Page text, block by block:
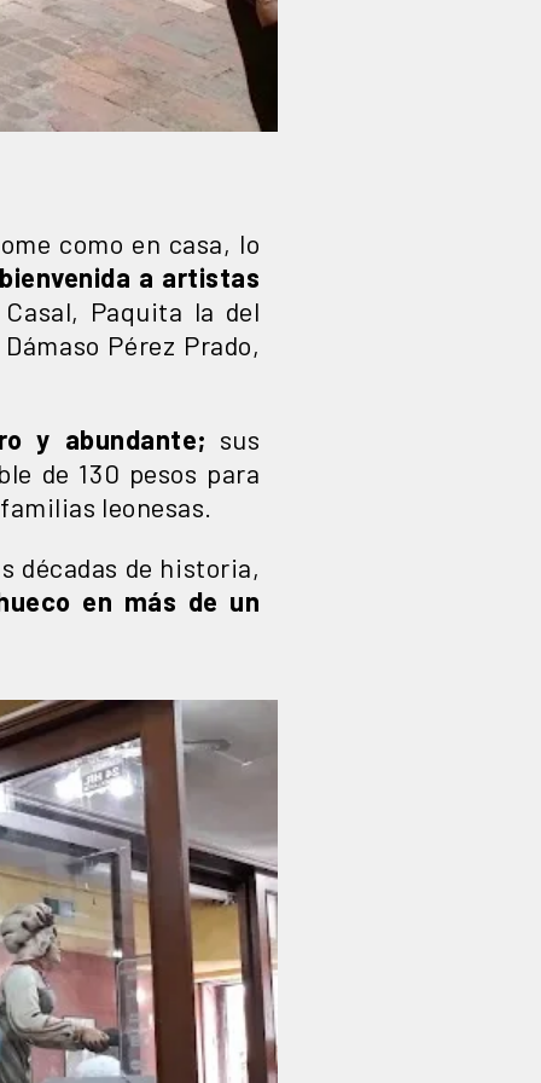
como en casa, lo
a artistas
Paquita la del
Pérez Prado,
y abundante; sus
de 130 pesos para
leonesas.
décadas de historia,
en más de un